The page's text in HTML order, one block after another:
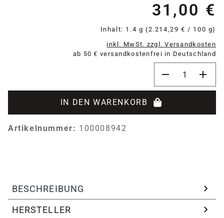
31,00 €
Inhalt: 1.4 g (2.214,29 € / 100 g)
inkl. MwSt. zzgl. Versandkosten
ab 50 € versandkostenfrei in Deutschland
IN DEN WARENKORB
Artikelnummer: 100008942
BESCHREIBUNG
HERSTELLER